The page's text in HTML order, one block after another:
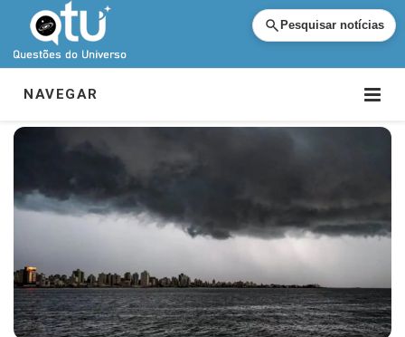
Pesquisar notícias
NAVEGAR